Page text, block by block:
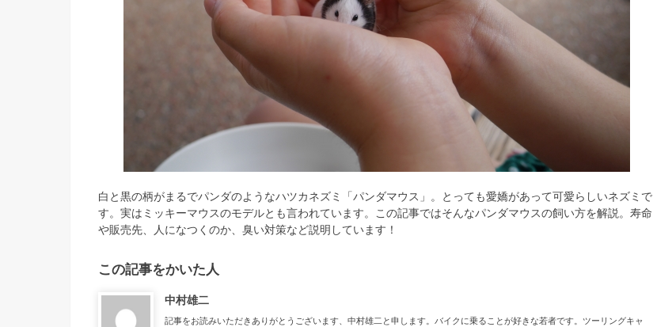
白と黒の柄がまるでパンダのようなハツカネズミ「パンダマウス」。とっても愛嬌があって可愛らしいネズミで
す。実はミッキーマウスのモデルとも言われています。この記事ではそんなパンダマウスの飼い方を解説。寿命
や販売先、人になつくのか、臭い対策など説明しています！
この記事をかいた人
中村雄二
記事をお読みいただきありがとうございます、中村雄二と申します。バイクに乗ることが好きな若者です。ツーリングキャ